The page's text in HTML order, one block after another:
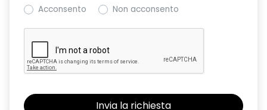
Acconsento
Non acconsento